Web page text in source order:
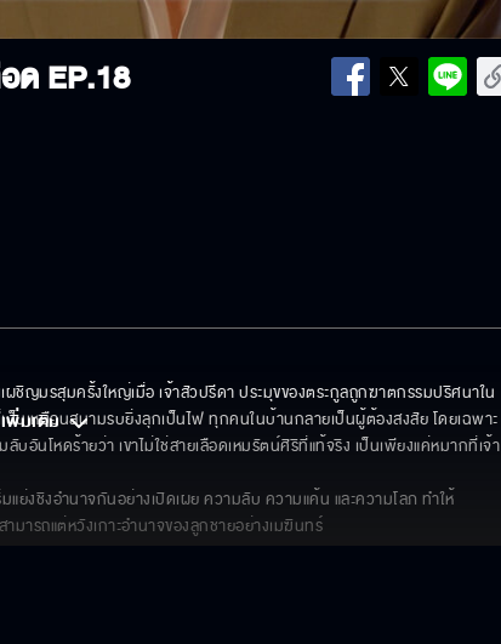
ด EP.18
ชิญมรสุมครั้งใหญ่เมื่อ เจ้าสัวปรีดา ประมุขของตระกูลถูกฆาตกรรมปริศนาใน
นเหมือนสนามรบยิ่งลุกเป็นไฟ ทุกคนในบ้านกลายเป็นผู้ต้องสงสัย โดยเฉพาะ
นโหดร้ายว่า เขาไม่ใช่สายเลือดเหมรัตน์ศิริที่แท้จริง เป็นเพียงแค่หมากที่เจ้า
ย่งชิงอำนาจกันอย่างเปิดเผย ความลับ ความแค้น และความโลภ ทำให้
ารถแต่หวังเกาะอำนาจของลูกชายอย่างเมฆินทร์
เพิ่มเติม